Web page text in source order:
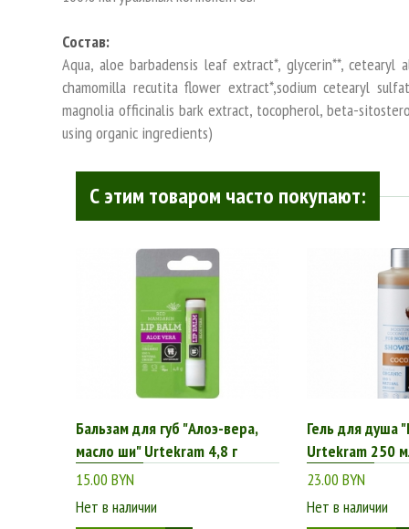
Состав:
Aqua, aloe barbadensis leaf extract*, glycerin**,
chamomilla recutita flower extract*,sodium cetearyl
magnolia officinalis bark extract, tocopherol, beta-
using organic ingredients)
С этим товаром часто покупают:
Бальзам для губ "Алоэ-вера,
масло ши" Urtekram 4,8 г
15.00 BYN
Нет в наличии
Гель для душа
Urtekram 250
23.00 BYN
Нет в наличии